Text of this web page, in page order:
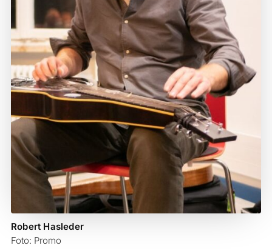
Robert Hasleder
Foto: Promo